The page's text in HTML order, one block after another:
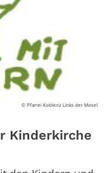
© Pfarrei Koblenz Links der Mosel
Kinderkirche